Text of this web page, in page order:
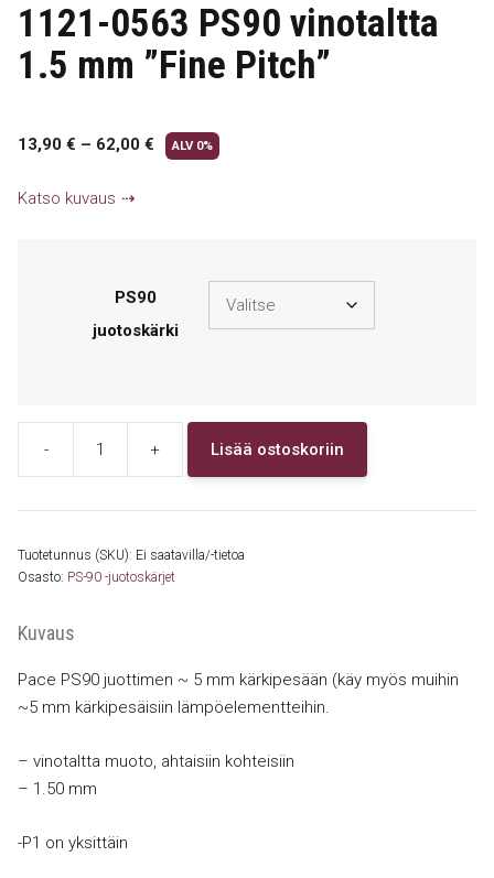
1121-0563 PS90 vinotaltta
1.5 mm ”Fine Pitch”
13,90 € – 62,00 € ALV 0%
Katso kuvaus
PS90
juotoskärki
-
1121-
PS90
määrä
+ Lisää ostoskoriin
Tuotetunnus (SKU): Ei saatavilla/-tietoa
Osasto: PS-90 -juotoskärjet
Kuvaus
Pace PS90 juottimen ~ 5 mm kärkipesään (käy myös muihin
~5 mm kärkipesäisiin lämpöelementteihin.
– vinotaltta muoto, ahtaisiin kohteisiin
– 1.50 mm
-P1 on yksittäin